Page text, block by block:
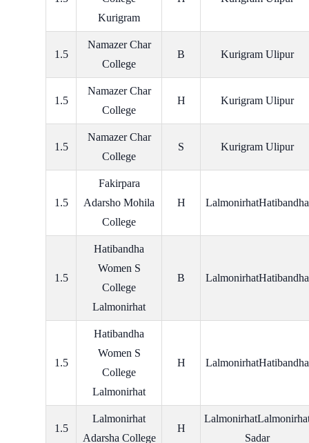
Kurigram
1.5
Namazer Char
College
B Kurigram Ulipur
1.5
Namazer Char
College
H Kurigram Ulipur
1.5
Namazer Char
College
S Kurigram Ulipur
1.5
Fakirpara
Adarsho Mohila
College
H LalmonirhatHatibandha
1.5
Hatibandha
Women S
College
Lalmonirhat
B LalmonirhatHatibandha
1.5
Hatibandha
Women S
College
Lalmonirhat
H LalmonirhatHatibandha
1.5
Lalmonirhat
Adarsha College
H
Sadar